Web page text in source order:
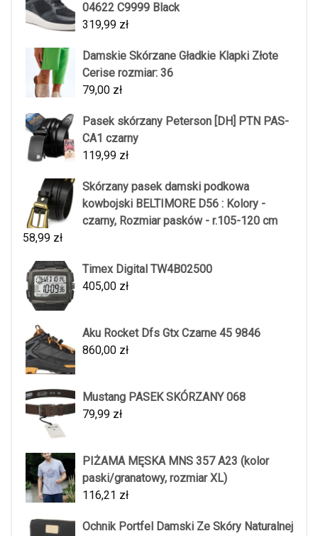
04622 C9999 Black
319,99 zł
Damskie Skórzane Gładkie Klapki Złote
Cerise rozmiar: 36
79,00 zł
Pasek skórzany Peterson [DH] PTN PAS-
CA1 czarny
119,99 zł
Skórzany pasek damski podkowa
kowbojski BELTIMORE D56 : Kolory -
czarny, Rozmiar pasków - r.105-120 cm
58,99 zł
Timex Digital TW4B02500
405,00 zł
Aku Rocket Dfs Gtx Czarne 45 9846
860,00 zł
Mustang PASEK SKÓRZANY 068
79,99 zł
PIŻAMA MĘSKA MNS 357 A23 (kolor
paski/granatowy, rozmiar XL)
116,21 zł
Ochnik Portfel Damski Ze Skóry Naturalnej